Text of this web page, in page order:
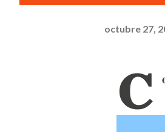
octubre 27,
𝐂